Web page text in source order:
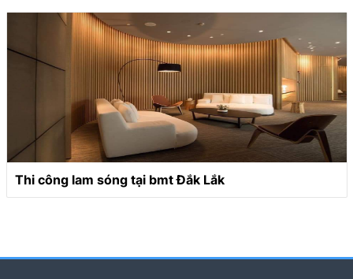
Thi công lam sóng tại bmt Đắk Lắk